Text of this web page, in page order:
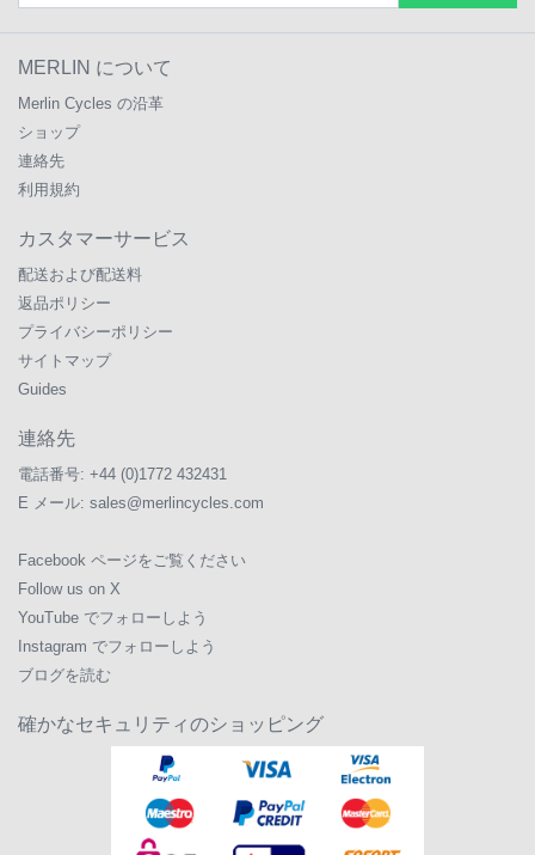
MERLIN について
Merlin Cycles の沿革
ショップ
連絡先
利用規約
カスタマーサービス
配送および配送料
返品ポリシー
プライバシーポリシー
サイトマップ
Guides
連絡先
電話番号: +44 (0)1772 432431
E メール: sales@merlincycles.com
Facebook ページをご覧ください
Follow us on X
YouTube でフォローしよう
Instagram でフォローしよう
ブログを読む
確かなセキュリティのショッピング